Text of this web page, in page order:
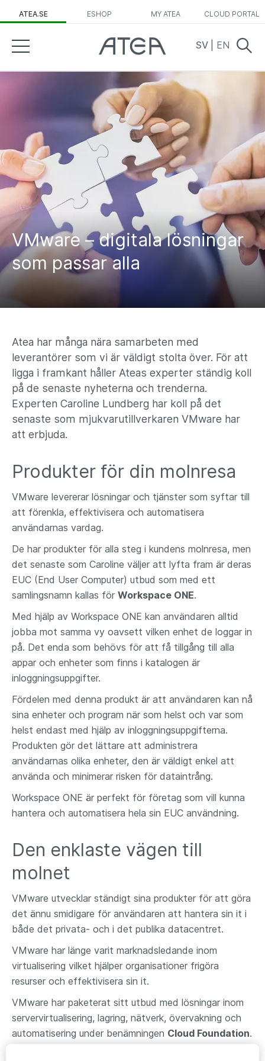
ATEA.SE ESHOP MY ATEA CLOUD PORTAL
SV EN
VMware – digitala lösningar
som passar alla
Atea har många nära samarbeten med
leverantörer som vi är väldigt stolta över. För att
ligga i framkant håller Ateas experter ständig koll
på de senaste nyheterna och trenderna.
Experten Caroline Lundberg har koll på det
senaste som mjukvarutillverkaren VMware har
att erbjuda.
Produkter för din molnresa
VMware levererar lösningar och tjänster som syftar till
att förenkla, effektivisera och automatisera
användarnas vardag.
De har produkter för alla steg i kundens molnresa, men
det senaste som Caroline väljer att lyfta fram är deras
EUC (End User Computer) utbud som med ett
samlingsnamn kallas för Workspace ONE.
Med hjälp av Workspace ONE kan användaren alltid
jobba mot samma vy oavsett vilken enhet de loggar in
på. Det enda som behövs för att få tillgång till alla
appar och enheter som finns i katalogen är
inloggningsuppgifter.
Fördelen med denna produkt är att användaren kan nå
sina enheter och program när som helst och var som
helst endast med hjälp av inloggningsuppgifterna.
Produkten gör det lättare att administrera
användarnas olika enheter, den är väldigt enkel att
använda och minimerar risken för dataintrång.
Workspace ONE är perfekt för företag som vill kunna
hantera och automatisera hela sin EUC användning.
Den enklaste vägen till
molnet
VMware utvecklar ständigt sina produkter för att göra
det ännu smidigare för användaren att hantera sin it i
både det privata- och i det publika datacentret.
VMware har länge varit marknadsledande inom
virtualisering vilket hjälper organisationer frigöra
resurser och effektivisera sin it.
VMware har paketerat sitt utbud med lösningar inom
servervirtualisering, lagring, nätverk, övervakning och
automatisering under benämningen Cloud Foundation.